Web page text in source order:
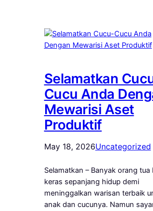
Selamatkan
Cucu Anda
Mewarisi Aset
Produktif
May 18, 2026Uncategorized
Selamatkan – Banyak orang tua
keras sepanjang hidup demi
meninggalkan warisan terbaik
anak dan cucunya. Namun